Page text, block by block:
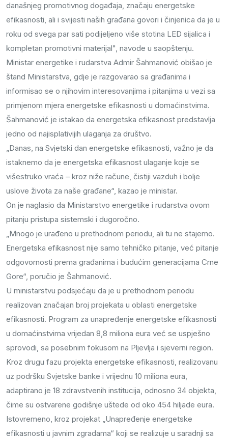
današnjeg promotivnog događaja, značaju energetske
efikasnosti, ali i svijesti naših građana govori i činjenica da je u
roku od svega par sati podijeljeno više stotina LED sijalica i
kompletan promotivni materijal", navode u saopštenju.
Ministar energetike i rudarstva Admir Šahmanović obišao je
štand Ministarstva, gdje je razgovarao sa građanima i
informisao se o njihovim interesovanjima i pitanjima u vezi sa
primjenom mjera energetske efikasnosti u domaćinstvima.
Šahmanović je istakao da energetska efikasnost predstavlja
jedno od najisplativijih ulaganja za društvo.
„Danas, na Svjetski dan energetske efikasnosti, važno je da
istaknemo da je energetska efikasnost ulaganje koje se
višestruko vraća – kroz niže račune, čistiji vazduh i bolje
uslove života za naše građane“, kazao je ministar.
On je naglasio da Ministarstvo energetike i rudarstva ovom
pitanju pristupa sistemski i dugoročno.
„Mnogo je urađeno u prethodnom periodu, ali tu ne stajemo.
Energetska efikasnost nije samo tehničko pitanje, već pitanje
odgovornosti prema građanima i budućim generacijama Crne
Gore“, poručio je Šahmanović.
U ministarstvu podsjećaju da je u prethodnom periodu
realizovan značajan broj projekata u oblasti energetske
efikasnosti. Program za unapređenje energetske efikasnosti
u domaćinstvima vrijedan 8,8 miliona eura već se uspješno
sprovodi, sa posebnim fokusom na Pljevlja i sjeverni region.
Kroz drugu fazu projekta energetske efikasnosti, realizovanu
uz podršku Svjetske banke i vrijednu 10 miliona eura,
adaptirano je 18 zdravstvenih institucija, odnosno 34 objekta,
čime su ostvarene godišnje uštede od oko 454 hiljade eura.
Istovremeno, kroz projekat „Unapređenje energetske
efikasnosti u javnim zgradama“ koji se realizuje u saradnji sa